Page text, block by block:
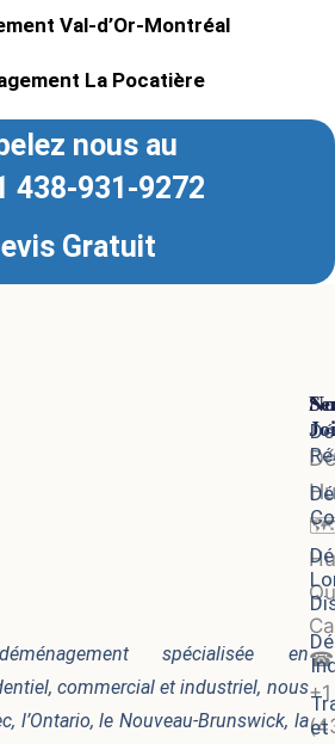
Val-d’Or-Montréal
La Pocatière
nous au
438-931-9272
Gratuit
spécialisée en
commercial et industriel, nous
l’Ontario, le Nouveau-Brunswick, laet
🗺️
☎
+1